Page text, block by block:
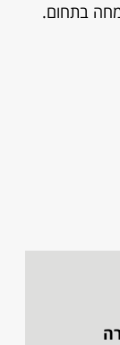
בתחום.